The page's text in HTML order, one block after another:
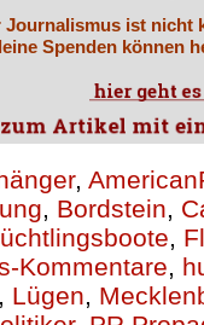
Journalismus ist nicht
Spenden können
,
, Bordstein,
,
Kommentare,
, Lügen,